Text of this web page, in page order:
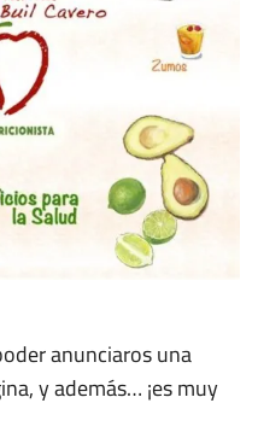
anunciaros una
y además… ¡es muy